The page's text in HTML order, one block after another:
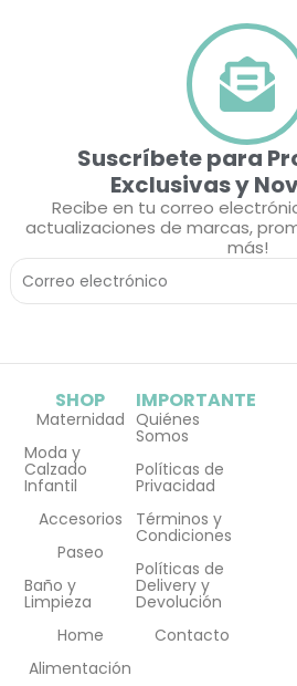
Suscríbete para
Exclusivas y
Recibe en tu correo
actualizaciones de marcas,
más!
Correo
Electrónico
SHOP
Maternidad
Moda y
Calzado
Infantil
Accesorios
Paseo
Baño y
Limpieza
Home
Alimentación
IMPORTANTE
Quiénes
Somos
Políticas de
Privacidad
Términos y
Condiciones
Políticas de
Delivery y
Devolución
Contacto